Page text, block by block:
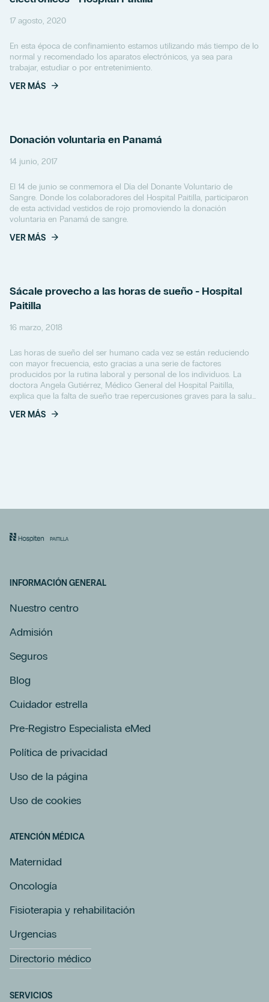
17 agosto, 2020
En esta época de confinamiento estamos utilizando más tiempo de lo
normal y recomendado los aparatos electrónicos, ya sea para
trabajar, estudiar o por entretenimiento.
VER MÁS
Donación voluntaria en Panamá
14 junio, 2017
El 14 de junio se conmemora el Día del Donante Voluntario de
Sangre. Donde los colaboradores del Hospital Paitilla, participaron
de esta actividad vestidos de rojo promoviendo la donación
voluntaria en Panamá de sangre.
VER MÁS
Sácale provecho a las horas de sueño - Hospital
Paitilla
16 marzo, 2018
Las horas de sueño del ser humano cada vez se están reduciendo
con mayor frecuencia, esto gracias a una serie de factores
producidos por la rutina laboral y personal de los individuos. La
doctora Angela Gutiérrez, Médico General del Hospital Paitilla,
explica que la falta de sueño trae repercusiones graves para la salud
del ser humano.
VER MÁS
INFORMACIÓN GENERAL
Nuestro centro
Admisión
Seguros
Blog
Cuidador estrella
Pre-Registro Especialista eMed
Política de privacidad
Uso de la página
Uso de cookies
ATENCIÓN MÉDICA
Maternidad
Oncología
Fisioterapia y rehabilitación
Urgencias
Directorio médico
SERVICIOS